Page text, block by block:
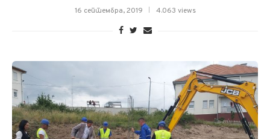
16 септембра, 2019 4.063 views